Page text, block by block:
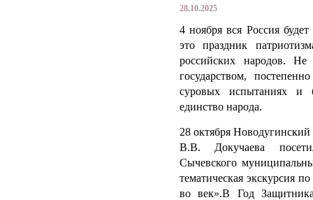
28.10.2025
4 ноября вся Россия
это праздник
российских народов.Не
государством,
суровых испытаниях и
единство народа.
28 октября
В.В. Докучаева
Сычевского
тематическая экскурсия
во век».В Год